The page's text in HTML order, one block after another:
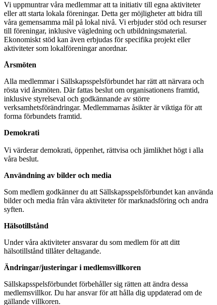
Vi uppmuntrar våra medlemmar att ta initiativ till egna aktiviteter
eller att starta lokala föreningar. Detta ger möjligheter att bidra till
våra gemensamma mål på lokal nivå. Vi erbjuder stöd och resurser
till föreningar, inklusive vägledning och utbildningsmaterial.
Ekonomiskt stöd kan även erbjudas för specifika projekt eller
aktiviteter som lokalföreningar anordnar.
Årsmöten
Alla medlemmar i Sällskapsspelsförbundet har rätt att närvara och
rösta vid årsmöten. Där fattas beslut om organisationens framtid,
inklusive styrelseval och godkännande av större
verksamhetsförändringar. Medlemmarnas åsikter är viktiga för att
forma förbundets framtid.
Demokrati
Vi värderar demokrati, öppenhet, rättvisa och jämlikhet högt i alla
våra beslut.
Användning av bilder och media
Som medlem godkänner du att Sällskapsspelsförbundet kan använda
bilder och media från våra aktiviteter för marknadsföring och andra
syften.
Hälsotillstånd
Under våra aktiviteter ansvarar du som medlem för att ditt
hälsotillstånd tillåter deltagande.
Ändringar/justeringar i medlemsvillkoren
Sällskapsspelsförbundet förbehåller sig rätten att ändra dessa
medlemsvillkor. Du har ansvar för att hålla dig uppdaterad om de
gällande villkoren.